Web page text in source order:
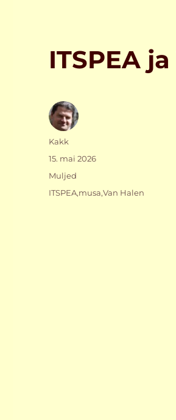
ITSPEA
Autor
Kakk
Postitatud
15. mai 2026
Rubriigid
Muljed
Sildid
ITSPEA,musa,Van Halen